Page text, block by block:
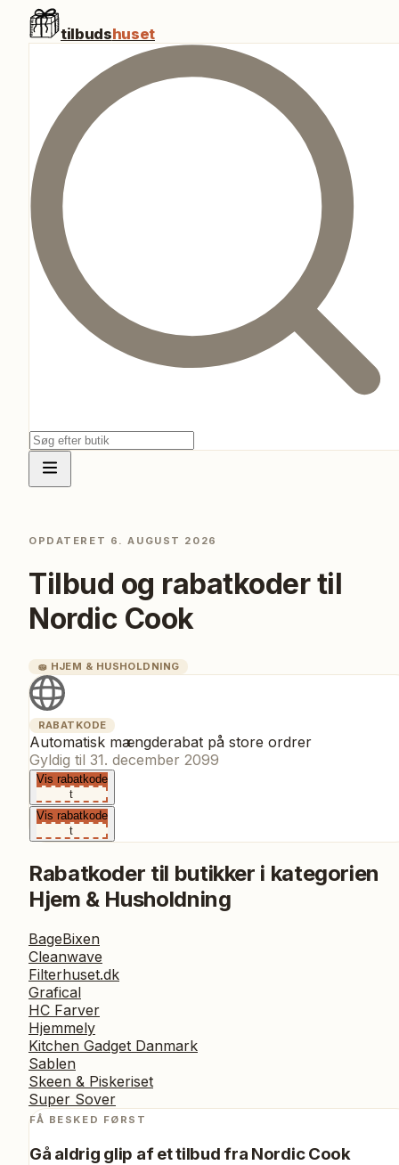
tilbudshuset
OPDATERET 6. AUGUST 2026
Tilbud og rabatkoder til
Nordic Cook
🧽 HJEM & HUSHOLDNING
RABATKODE
Automatisk mængderabat på store ordrer
Gyldig til 31. december 2099
Vis rabatkode
t
Vis rabatkode
t
Rabatkoder til butikker i kategorien
Hjem & Husholdning
BageBixen
Cleanwave
Filterhuset.dk
Grafical
HC Farver
Hjemmely
Kitchen Gadget Danmark
Sablen
Skeen & Piskeriset
Super Sover
FÅ BESKED FØRST
Gå aldrig glip af et tilbud fra Nordic Cook